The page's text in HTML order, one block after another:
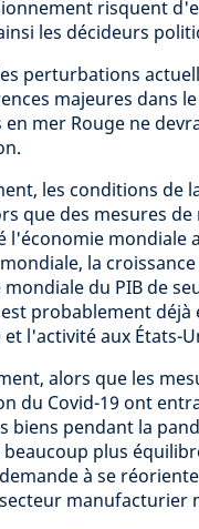
risquent
les décideurs
perturbations
majeures dans
en mer Rouge ne
les conditions de
que des mesures
l'économie mondiale
la
du PIB de
probablement déjà
et l'activité aux États-
alors que les
du Covid-19 ont
biens pendant la
plus
à se
manufacturier